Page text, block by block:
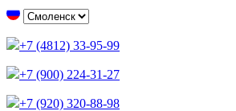
+7 (4812) 33-95-99
+7 (900) 224-31-27
+7 (920) 320-88-98